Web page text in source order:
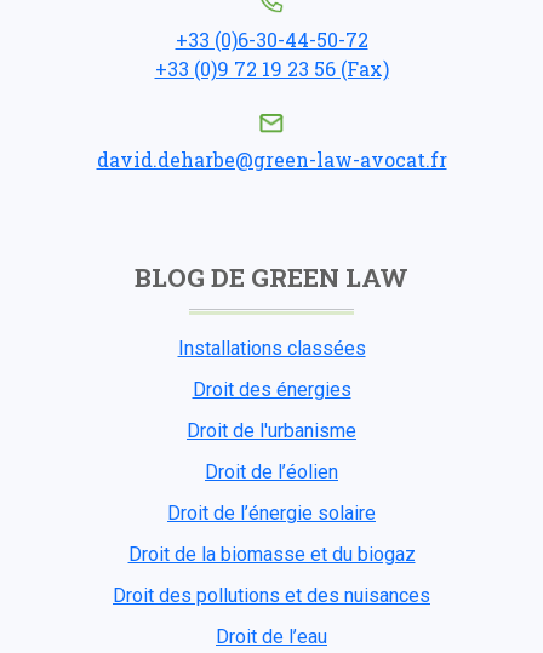
+33 (0)6-30-44-50-72
+33 (0)9 72 19 23 56 (Fax)
david.deharbe@green-law-avocat.fr
BLOG DE GREEN LAW
Installations classées
Droit des énergies
Droit de l'urbanisme
Droit de l’éolien
Droit de l’énergie solaire
Droit de la biomasse et du biogaz
Droit des pollutions et des nuisances
Droit de l’eau